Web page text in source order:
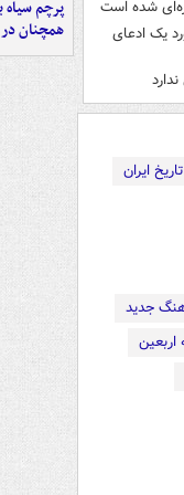
شده است
یک ادعای
ایران
جدید
اربعین
پرچم سیاه
همچنان